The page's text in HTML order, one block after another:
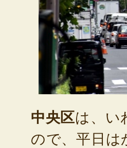
中央区は、い
ので、平日は